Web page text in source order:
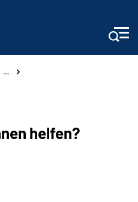
…
helfen?